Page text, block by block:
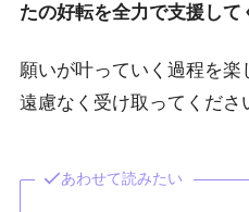
たの好転を全力で支援して
願いが叶っていく過程を
遠慮なく受け取ってくださ
あわせて読みたい